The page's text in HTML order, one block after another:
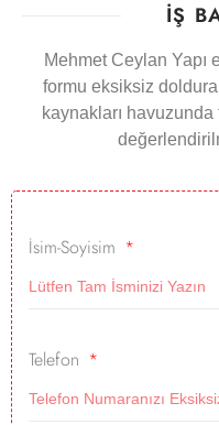
İŞ
Mehmet Ceylan Yapı
formu eksiksiz
kaynakları
İsim-Soyisim
Telefon